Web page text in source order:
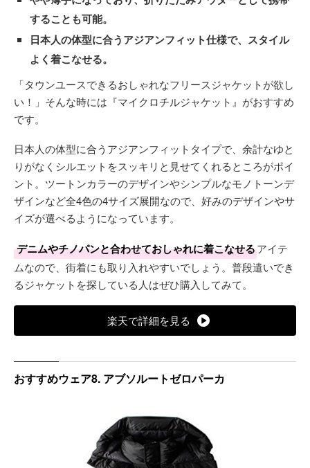
することも可能。
日本人の体型に合うアジアンフィット仕様で、スタイル
よく着こなせる。
「タウンユースできるおしゃれなフリースジャケットが欲し
い！」そんな時には『マイクロチルジャケット』がおすすめ
です。
日本人の体型に合うアジアンフィットタイプで、余計なゆと
りがなくシルエットをスッキリと見せてくれるところがポイ
ント。ツートンカラーのデザインやシンプルなモノトーンデ
ザインなど全4色の4サイズ展開なので、好みのデザインやサ
イズが選べるようになっています。
デニムやチノパンと合わせておしゃれに着こなせるアイテ
ムなので、街着にも取り入れやすいでしょう。普段遣いでき
るジャケットを探している人はぜひ購入してみて。
楽天で詳細を見る
おすすめウェア8. アブソルートゼロパーカ